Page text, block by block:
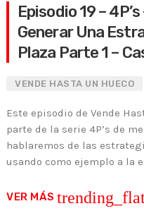
Episodio 19 – 4P’s
Generar Una
Plaza Parte 1 –
VENDE HASTA UN HUECO
Este episodio de Vende
parte de la serie 4P’s de
hablaremos de las
usando como ejemplo a la
VER MÁS